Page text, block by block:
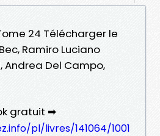
24 Télécharger le
Ramiro Luciano
Andrea Del Campo,
gratuit ➡
pl/livres/141064/1001